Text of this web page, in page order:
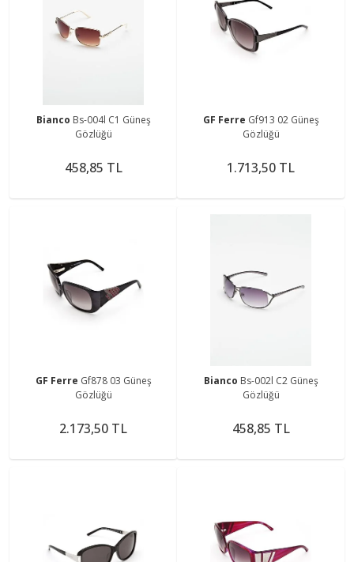
Bianco Bs-004l C1 Güneş
Gözlüğü
458,85 TL
GF Ferre Gf913 02 Güneş
Gözlüğü
1.713,50 TL
GF Ferre Gf878 03 Güneş
Gözlüğü
2.173,50 TL
Bianco Bs-002l C2 Güneş
Gözlüğü
458,85 TL